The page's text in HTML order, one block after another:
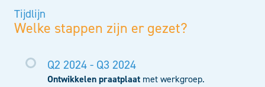
Tijdlijn
Welke stappen zijn er gezet?
Q2 2024 - Q3 2024
Ontwikkelen praatplaat met werkgroep.